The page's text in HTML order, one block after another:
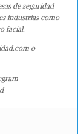
de seguridad
industrias como
facial.
o